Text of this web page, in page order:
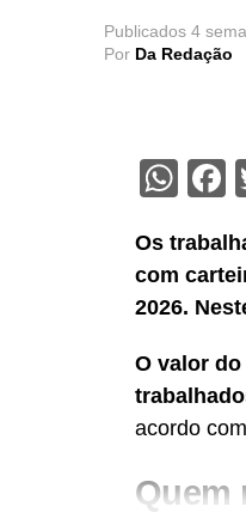
Publicados 4
Por Da Redação
Os
com
2026.
O valor do
acordo
Quem